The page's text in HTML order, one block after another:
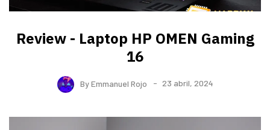
Review - Laptop HP OMEN Gaming
16
ByEmmanuel Rojo 23 abril, 2024